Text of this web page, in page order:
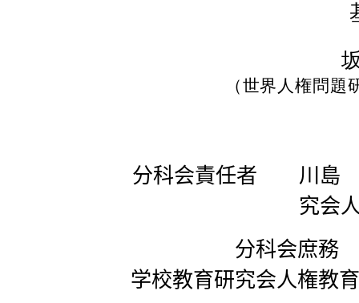
（世界人権問
分科会責任者 川島
究会
分科会庶務 弓
学校教育研究会人権教